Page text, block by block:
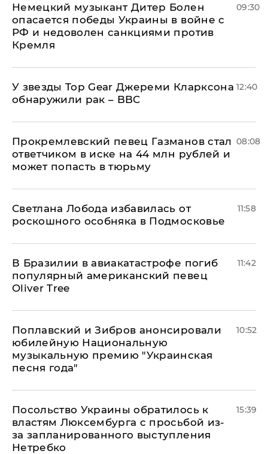
Немецкий музыкант Дитер Болен
опасается победы Украины в войне с
РФ и недоволен санкциями против
Кремля
09:30
У звезды Top Gear Джереми Кларксона
обнаружили рак – BBC
12:40
Прокремлевский певец Газманов стал
ответчиком в иске на 44 млн рублей и
может попасть в тюрьму
08:08
Светлана Лобода избавилась от
роскошного особняка в Подмосковье
11:58
В Бразилии в авиакатастрофе погиб
популярный американский певец
Oliver Tree
11:42
Поплавский и Зибров анонсировали
юбилейную Национальную
музыкальную премию "Украинская
песня года"
10:52
Посольство Украины обратилось к
властям Люксембурга с просьбой из-
за запланированного выступления
Нетребко
15:39